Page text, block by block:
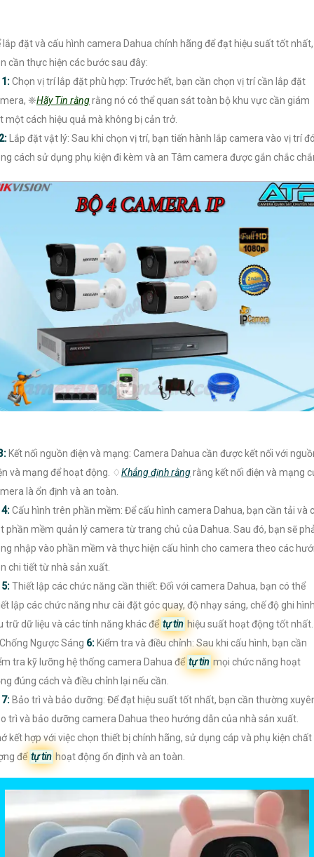
lắp đặt và cấu hình camera Dahua chính hãng để đạt hiệu suất tốt nhất,
cần thực hiện các bước sau đây:
1:Chọn vị trí lắp đặt phù hợp: Trước hết, bạn cần chọn vị trí cần lắp đặt
❈Hãy Tin rằngrằng nó có thể quan sát toàn bộ khu vực cần giám
một cách hiệu quả mà không bị cản trở.
Lắp đặt vật lý: Sau khi chọn vị trí, bạn tiến hành lắp camera vào vị trí
cách sử dụng phụ kiện đi kèm và an Tâm camera được gắn chắc
Kết nối nguồn điện và mạng: Camera Dahua cần được kết nối với
và mạng để hoạt động. ♢Khẳng định rằngrằng kết nối điện và mạng
là ổn định và an toàn.
4:Cấu hình trên phần mềm: Để cấu hình camera Dahua, bạn cần tải và
phần mềm quản lý camera từ trang chủ của Dahua. Sau đó, bạn sẽ
nhập vào phần mềm và thực hiện cấu hình cho camera theo các
chi tiết từ nhà sản xuất.
5:Thiết lập các chức năng cần thiết: Đối với camera Dahua, bạn có thể
lập các chức năng như cài đặt góc quay, độ nhạy sáng, chế độ ghi
trữ dữ liệu và các tính năng khác để tự tin hiệu suất hoạt động tốt nhất.
Ngược Sáng 6: Kiểm tra và điều chỉnh: Sau khi cấu hình, bạn cần
tra kỹ lưỡng hệ thống camera Dahua để tự tin mọi chức năng hoạt
đúng cách và điều chỉnh lại nếu cần.
7: Bảo trì và bảo dưỡng: Để đạt hiệu suất tốt nhất, bạn cần thường
trì và bảo dưỡng camera Dahua theo hướng dẫn của nhà sản xuất.
kết hợp với việc chọn thiết bị chính hãng, sử dụng cáp và phụ kiện chất
để tự tin hoạt động ổn định và an toàn.